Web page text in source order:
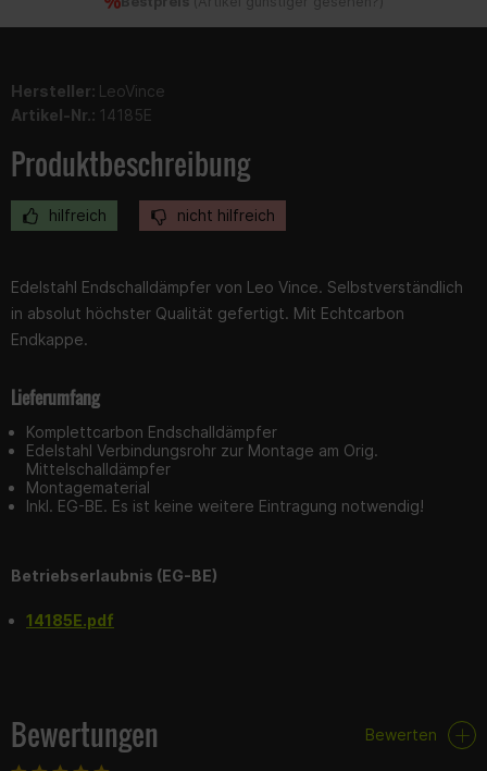
Hersteller: LeoVince
Artikel-Nr.: 14185E
Produktbeschreibung
hilfreich nicht hilfreich
Edelstahl Endschalldämpfer von Leo Vince. Selbstverständlich
in absolut höchster Qualität gefertigt. Mit Echtcarbon
Endkappe.
Lieferumfang
Komplettcarbon Endschalldämpfer
Edelstahl Verbindungsrohr zur Montage am Orig.
Mittelschalldämpfer
Montagematerial
Inkl. EG-BE. Es ist keine weitere Eintragung notwendig!
Betriebserlaubnis (EG-BE)
14185E.pdf
Bewertungen Bewerten